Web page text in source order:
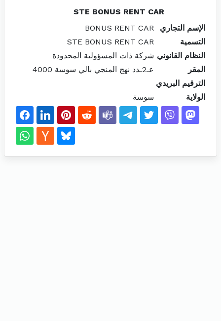
STE BONUS RENT CAR
الإسم التجاري
BONUS RENT CAR
التسمية
STE BONUS RENT CAR
النظام القانوني شركة ذات المسؤولية المحدودة
المقر
عـ2ـدد نهج المنجي بالي سوسة 4000
الترقيم البريدي
الولاية
سوسة